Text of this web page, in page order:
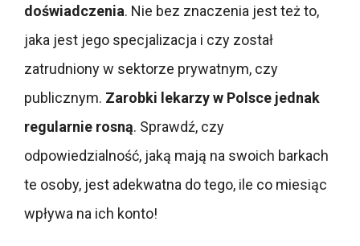
doświadczenia. Nie bez znaczenia jest też to,
jaka jest jego specjalizacja i czy został
zatrudniony w sektorze prywatnym, czy
publicznym. Zarobki lekarzy w Polsce jednak
regularnie rosną. Sprawdź, czy
odpowiedzialność, jaką mają na swoich barkach
te osoby, jest adekwatna do tego, ile co miesiąc
wpływa na ich konto!